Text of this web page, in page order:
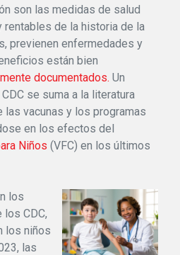
son las medidas de salud
de la historia de la
previenen enfermedades y
están bien
documentados. Un
se suma a la literatura
vacunas y los programas
en los efectos del
Niños (VFC) en los últimos
los
CDC,
los niños
las